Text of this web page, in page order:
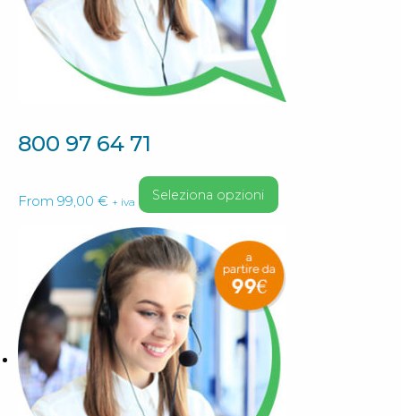
prodotto
800 97 64 71
From 99,00 € + iva Seleziona opzioni
Questo
prodotto
più
varianti.
Le
possono
essere
scelte